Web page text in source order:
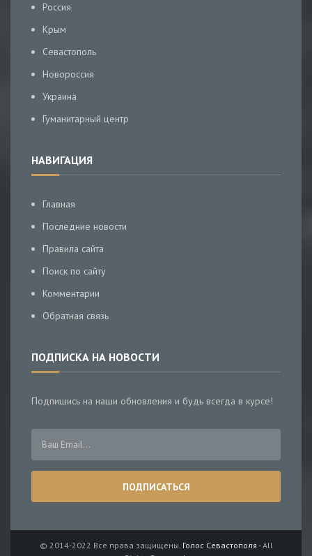
Россия
Крым
Севастополь
Новороссия
Украина
Гуманитарный центр
НАВИГАЦИЯ
Главная
Последние новости
Правила сайта
Поиск по сайту
Комментарии
Обратная связь
ПОДПИСКА НА НОВОСТИ
Подпишись на наши обновления и будь всегда в курсе!
© 2014-2022 Все права защищены. Голос Севастополя - All